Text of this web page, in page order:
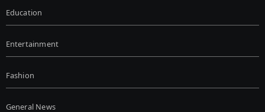
Education
Entertainment
Fashion
General News